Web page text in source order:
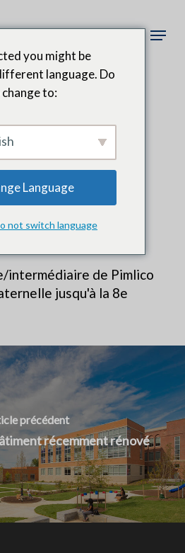
Menu
intermédiaire de Pimlico
jusqu'à la 8e
précédent
récemment rénové
you might be
language. Do
to:
Language
not switch language